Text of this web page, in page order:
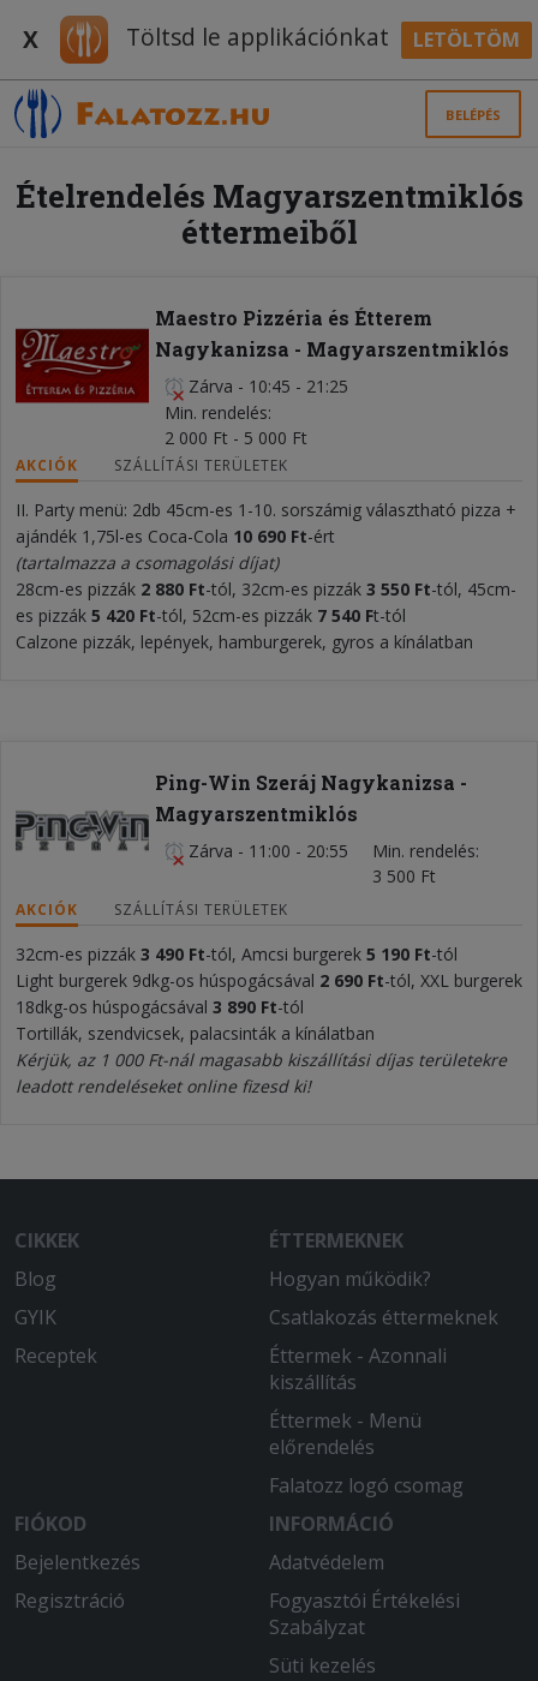
X Töltsd le applikációnkat LETÖLTÖM
BELÉPÉS
Ételrendelés Magyarszentmiklós
éttermeiből
Maestro Pizzéria és Étterem
Nagykanizsa - Magyarszentmiklós
Zárva - 10:45 - 21:25
Min. rendelés
2 000 Ft - 5 000 Ft
AKCIÓK SZÁLLÍTÁSI TERÜLETEK
II. Party menü: 2db 45cm-es 1-10. sorszámig választható pizza +
ajándék 1,75l-es Coca-Cola 10 690 Ft-ért
(tartalmazza a csomagolási díjat)
28cm-es pizzák 2 880 Ft-tól, 32cm-es pizzák 3 550 Ft-tól, 45cm-
es pizzák 5 420 Ft-tól, 52cm-es pizzák 7 540 Ft-tól
Calzone pizzák, lepények, hamburgerek, gyros a kínálatban
Ping-Win Szeráj Nagykanizsa -
Magyarszentmiklós
Zárva - 11:00 - 20:55
Min. rendelés
3 500 Ft
AKCIÓK SZÁLLÍTÁSI TERÜLETEK
32cm-es pizzák 3 490 Ft-tól, Amcsi burgerek 5 190 Ft-tól
Light burgerek 9dkg-os húspogácsával 2 690 Ft-tól, XXL burgerek
18dkg-os húspogácsával 3 890 Ft-tól
Tortillák, szendvicsek, palacsinták a kínálatban
Kérjük, az 1 000 Ft-nál magasabb kiszállítási díjas területekre
leadott rendeléseket online fizesd ki!
CIKKEK
Blog
GYIK
Receptek
ÉTTERMEKNEK
Hogyan működik?
Csatlakozás éttermeknek
Éttermek - Azonnali
kiszállítás
Éttermek - Menü
előrendelés
Falatozz logó csomag
FIÓKOD
Bejelentkezés
Regisztráció
INFORMÁCIÓ
Adatvédelem
Fogyasztói Értékelési
Szabályzat
Süti kezelés